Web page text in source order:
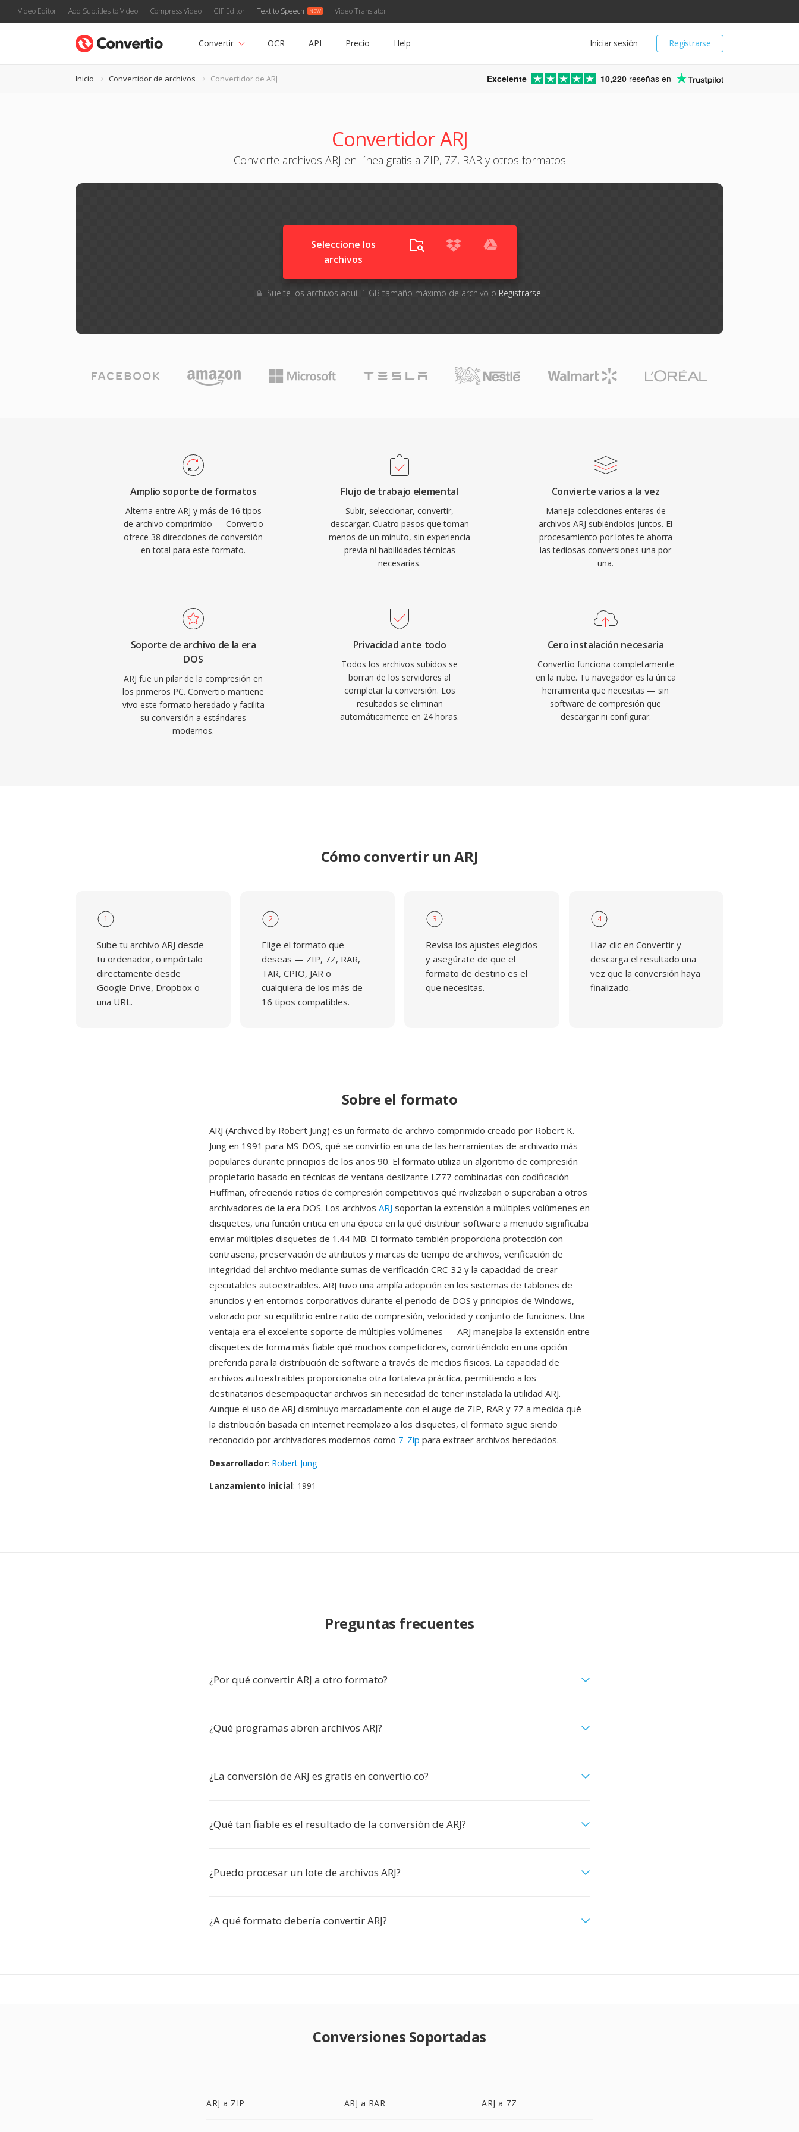
Video Editor Add Subtitles to Video Compress Video GIF Editor Text to Speech Video Translator
Registrarse
Iniciar sesión
Convertir OCR API Precio Help
Inicio Convertidor de archivos Convertidor de ARJ Excelente 10,220 reseñas en
Convertidor ARJ
Convierte archivos ARJ en línea gratis a ZIP, 7Z, RAR y otros formatos
Seleccione los
archivos
Suelte los archivos aquí. 1 GB tamaño máximo de archivo o Registrarse
Amplio soporte de formatos
Alterna entre ARJ y más de 16 tipos
de archivo comprimido — Convertio
ofrece 38 direcciones de conversión
en total para este formato.
Flujo de trabajo elemental
Subir, seleccionar, convertir,
descargar. Cuatro pasos que toman
menos de un minuto, sin experiencia
previa ni habilidades técnicas
necesarias.
Convierte varios a la vez
Maneja colecciones enteras de
archivos ARJ subiéndolos juntos. El
procesamiento por lotes te ahorra
las tediosas conversiones una por
una.
Soporte de archivo de la era
DOS
ARJ fue un pilar de la compresión en
los primeros PC. Convertio mantiene
vivo este formato heredado y facilita
su conversión a estándares
modernos.
Privacidad ante todo
Todos los archivos subidos se
borran de los servidores al
completar la conversión. Los
resultados se eliminan
automáticamente en 24 horas.
Cero instalación necesaria
Convertio funciona completamente
en la nube. Tu navegador es la única
herramienta que necesitas — sin
software de compresión que
descargar ni configurar.
Cómo convertir un ARJ
1
Sube tu archivo ARJ desde
tu ordenador, o impórtalo
directamente desde
Google Drive, Dropbox o
una URL.
2
Elige el formato que
deseas — ZIP, 7Z, RAR,
TAR, CPIO, JAR o
cualquiera de los más de
16 tipos compatibles.
3
Revisa los ajustes elegidos
y asegúrate de que el
formato de destino es el
que necesitas.
4
Haz clic en Convertir y
descarga el resultado una
vez que la conversión haya
finalizado.
Sobre el formato
ARJ (Archived by Robert Jung) es un formato de archivo comprimido creado por Robert K.
Jung en 1991 para MS-DOS, qué se convirtio en una de las herramientas de archivado más
populares durante principios de los años 90. El formato utiliza un algoritmo de compresión
propietario basado en técnicas de ventana deslizante LZ77 combinadas con codificación
Huffman, ofreciendo ratios de compresión competitivos qué rivalizaban o superaban a otros
archivadores de la era DOS. Los archivos ARJ soportan la extensión a múltiples volúmenes en
disquetes, una función critica en una época en la qué distribuir software a menudo significaba
enviar múltiples disquetes de 1.44 MB. El formato también proporciona protección con
contraseña, preservación de atributos y marcas de tiempo de archivos, verificación de
integridad del archivo mediante sumas de verificación CRC-32 y la capacidad de crear
ejecutables autoextraibles. ARJ tuvo una amplía adopción en los sistemas de tablones de
anuncios y en entornos corporativos durante el periodo de DOS y principios de Windows,
valorado por su equilibrio entre ratio de compresión, velocidad y conjunto de funciones. Una
ventaja era el excelente soporte de múltiples volúmenes — ARJ manejaba la extensión entre
disquetes de forma más fiable qué muchos competidores, convirtiéndolo en una opción
preferida para la distribución de software a través de medios fisicos. La capacidad de
archivos autoextraibles proporcionaba otra fortaleza práctica, permitiendo a los
destinatarios desempaquetar archivos sin necesidad de tener instalada la utilidad ARJ.
Aunque el uso de ARJ disminuyo marcadamente con el auge de ZIP, RAR y 7Z a medida qué
la distribución basada en internet reemplazo a los disquetes, el formato sigue siendo
reconocido por archivadores modernos como 7-Zip para extraer archivos heredados.
Desarrollador: Robert Jung
Lanzamiento inicial: 1991
Preguntas frecuentes
¿Por qué convertir ARJ a otro formato?
¿Qué programas abren archivos ARJ?
¿La conversión de ARJ es gratis en convertio.co?
¿Qué tan fiable es el resultado de la conversión de ARJ?
¿Puedo procesar un lote de archivos ARJ?
¿A qué formato debería convertir ARJ?
Conversiones Soportadas
ARJ a ZIP ARJ a RAR ARJ a 7Z